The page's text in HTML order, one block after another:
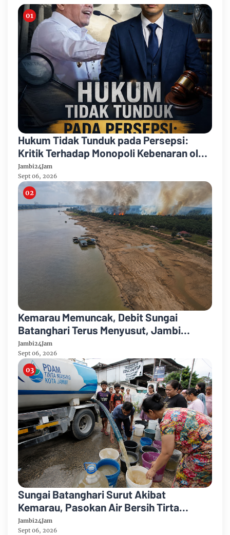
Hukum Tidak Tunduk pada Persepsi:
Kritik Terhadap Monopoli Kebenaran oleh
Media dan Aktivis
Jambi24Jam
Sept 06, 2026
Kemarau Memuncak, Debit Sungai
Batanghari Terus Menyusut, Jambi
Hadapi Ancaman Krisis Air Bersih dan
Karhutla
Jambi24Jam
Sept 06, 2026
Sungai Batanghari Surut Akibat
Kemarau, Pasokan Air Bersih Tirta
Mayang Jambi Keruh
Jambi24Jam
Sept 06, 2026